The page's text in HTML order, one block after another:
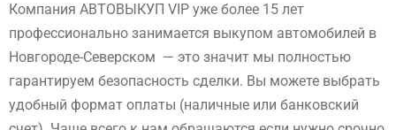
Компания АВТОВЫКУП VIP уже более 15 лет
профессионально занимается выкупом автомобилей в
Новгороде-Северском — это значит мы полностью
гарантируем безопасность сделки. Вы можете выбрать
удобный формат оплаты (наличные или банковский